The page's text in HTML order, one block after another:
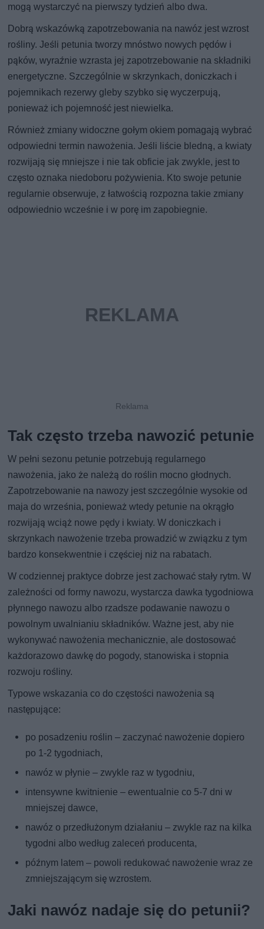
mogą wystarczyć na pierwszy tydzień albo dwa.
Dobrą wskazówką zapotrzebowania na nawóz jest wzrost
rośliny. Jeśli petunia tworzy mnóstwo nowych pędów i
pąków, wyraźnie wzrasta jej zapotrzebowanie na składniki
energetyczne. Szczególnie w skrzynkach, doniczkach i
pojemnikach rezerwy gleby szybko się wyczerpują,
ponieważ ich pojemność jest niewielka.
Również zmiany widoczne gołym okiem pomagają wybrać
odpowiedni termin nawożenia. Jeśli liście bledną, a kwiaty
rozwijają się mniejsze i nie tak obficie jak zwykle, jest to
często oznaka niedoboru pożywienia. Kto swoje petunie
regularnie obserwuje, z łatwością rozpozna takie zmiany
odpowiednio wcześnie i w porę im zapobiegnie.
Tak często trzeba nawozić petunie
W pełni sezonu petunie potrzebują regularnego
nawożenia, jako że należą do roślin mocno głodnych.
Zapotrzebowanie na nawozy jest szczególnie wysokie od
maja do września, ponieważ wtedy petunie na okrągło
rozwijają wciąż nowe pędy i kwiaty. W doniczkach i
skrzynkach nawożenie trzeba prowadzić w związku z tym
bardzo konsekwentnie i częściej niż na rabatach.
W codziennej praktyce dobrze jest zachować stały rytm. W
zależności od formy nawozu, wystarcza dawka tygodniowa
płynnego nawozu albo rzadsze podawanie nawozu o
powolnym uwalnianiu składników. Ważne jest, aby nie
wykonywać nawożenia mechanicznie, ale dostosować
każdorazowo dawkę do pogody, stanowiska i stopnia
rozwoju rośliny.
Typowe wskazania co do częstości nawożenia są
następujące:
po posadzeniu roślin – zaczynać nawożenie dopiero
po 1-2 tygodniach,
nawóz w płynie – zwykle raz w tygodniu,
intensywne kwitnienie – ewentualnie co 5-7 dni w
mniejszej dawce,
nawóz o przedłużonym działaniu – zwykle raz na kilka
tygodni albo według zaleceń producenta,
późnym latem – powoli redukować nawożenie wraz ze
zmniejszającym się wzrostem.
Jaki nawóz nadaje się do petunii?